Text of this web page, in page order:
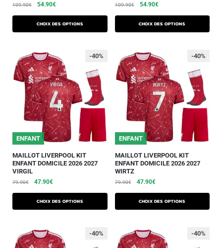
109.90€ 54.90€
Choix des options
109.90€ 54.90€
Choix des options
ENFANT
-40%
MAILLOT LIVERPOOL KIT
ENFANT DOMICILE 2026 2027
VIRGIL
79.90€ 47.90€
Choix des options
ENFANT
-40%
MAILLOT LIVERPOOL KIT
ENFANT DOMICILE 2026 2027
WIRTZ
79.90€ 47.90€
Choix des options
-40% -40%